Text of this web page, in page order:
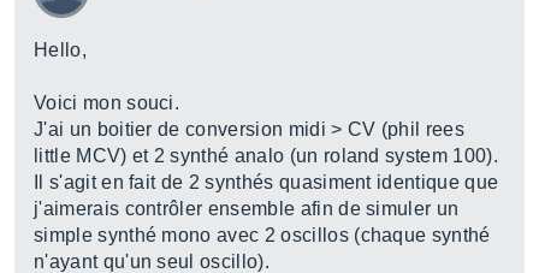
Hello,
Voici mon souci.
J'ai un boitier de conversion midi > CV (phil rees
little MCV) et 2 synthé analo (un roland system 100).
Il s'agit en fait de 2 synthés quasiment identique que
j'aimerais contrôler ensemble afin de simuler un
simple synthé mono avec 2 oscillos (chaque synthé
n'ayant qu'un seul oscillo).